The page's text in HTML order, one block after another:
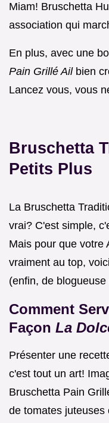
Miam! Bruschetta
association qui
En plus, avec une
Pain Grillé Ail bien
Lancez vous, vous
Bruschetta
Petits Plus
La Bruschetta
vrai? C'est simple,
Mais pour que votre
vraiment au top,
(enfin, de
Comment
Façon La
Présenter une
c'est tout un art!
Bruschetta Pain
de tomates juteuses